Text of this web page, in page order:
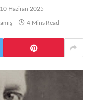
10 Haziran 2025
4 Mins Read